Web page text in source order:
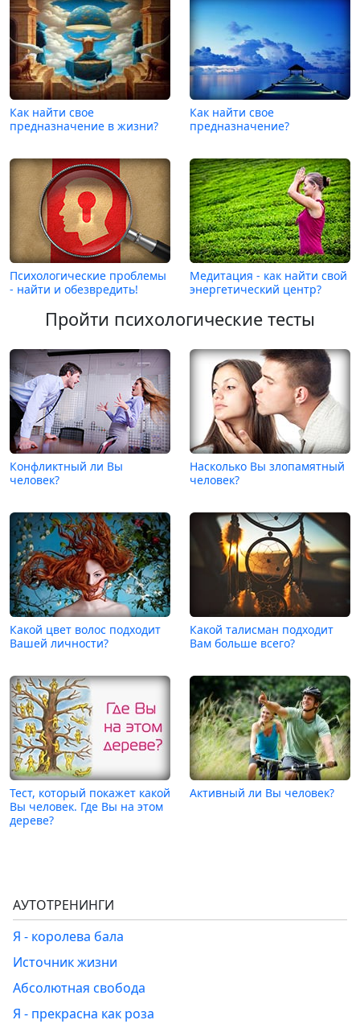
Как найти свое
предназначение в жизни?
Как найти свое
предназначение?
Психологические проблемы
- найти и обезвредить!
Медитация - как найти свой
энергетический центр?
Пройти психологические тесты
Конфликтный ли Вы
человек?
Насколько Вы злопамятный
человек?
Какой цвет волос подходит
Вашей личности?
Какой талисман подходит
Вам больше всего?
Тест, который покажет какой
Вы человек. Где Вы на этом
дереве?
Активный ли Вы человек?
АУТОТРЕНИНГИ
Я - королева бала
Источник жизни
Абсолютная свобода
Я - прекрасна как роза